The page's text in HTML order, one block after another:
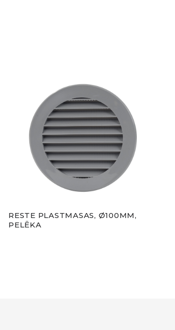
RESTE PLASTMASAS, Ø100MM,
PELĒKA